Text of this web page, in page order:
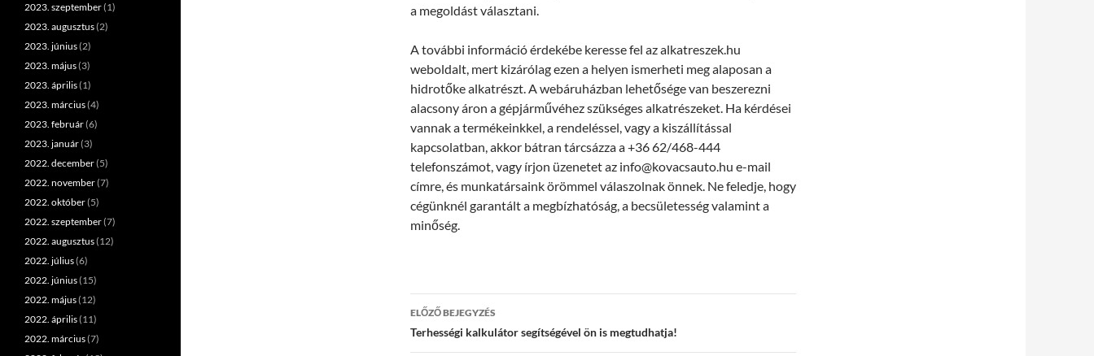
a megoldást választani.
A további információ érdekébe keresse fel az alkatreszek.hu
weboldalt, mert kizárólag ezen a helyen ismerheti meg alaposan a
hidrotőke alkatrészt. A webáruházban lehetősége van beszerezni
alacsony áron a gépjárművéhez szükséges alkatrészeket. Ha kérdései
vannak a termékeinkkel, a rendeléssel, vagy a kiszállítással
kapcsolatban, akkor bátran tárcsázza a +36 62/468-444
telefonszámot, vagy írjon üzenetet az info@kovacsauto.hu e-mail
címre, és munkatársaink örömmel válaszolnak önnek. Ne feledje, hogy
cégünknél garantált a megbízhatóság, a becsületesség valamint a
minőség.
Bejegyzés
navigáció
ELŐZŐ BEJEGYZÉS
Terhességi kalkulátor segítségével ön is megtudhatja!
2023. szeptember(1)
2023. augusztus(2)
2023. június(2)
2023. május(3)
2023. április(1)
2023. március(4)
2023. február(6)
2023. január(3)
2022. december(5)
2022. november(7)
2022. október(5)
2022. szeptember(7)
2022. augusztus(12)
2022. július(6)
2022. június(15)
2022. május(12)
2022. április(11)
2022. március(7)